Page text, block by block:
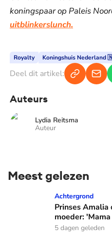
koningspaar op Paleis
uitblinkerslunch.
Royalty Koningshuis Nederland
Deel dit artikel:
Auteurs
Lydia Reitsma
Auteur
Meest gelezen
Prinses Amalia over dé
Achtergrond
Prinses Amalia
moeder:
5 dagen geleden